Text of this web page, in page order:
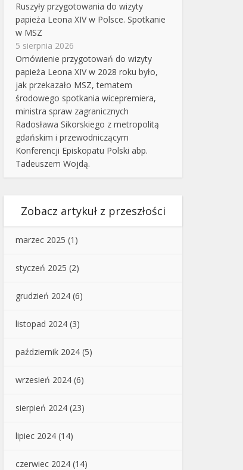
Ruszyły przygotowania do wizyty
papieża Leona XIV w Polsce. Spotkanie
w MSZ
5 sierpnia 2026
Omówienie przygotowań do wizyty
papieża Leona XIV w 2028 roku było,
jak przekazało MSZ, tematem
środowego spotkania wicepremiera,
ministra spraw zagranicznych
Radosława Sikorskiego z metropolitą
gdańskim i przewodniczącym
Konferencji Episkopatu Polski abp.
Tadeuszem Wojdą.
Zobacz artykuł z przeszłości
marzec 2025 (1)
styczeń 2025 (2)
grudzień 2024 (6)
listopad 2024 (3)
październik 2024 (5)
wrzesień 2024 (6)
sierpień 2024 (23)
lipiec 2024 (14)
czerwiec 2024 (14)